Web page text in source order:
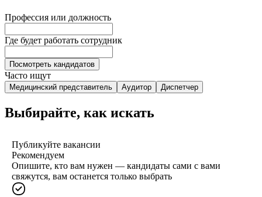
Профессия или должность
Где будет работать сотрудник
Посмотреть кандидатов
Часто ищут
Медицинский представитель Аудитор Диспетчер
Выбирайте, как искать
Публикуйте вакансии
Рекомендуем
Опишите, кто вам нужен — кандидаты сами с вами
свяжутся, вам останется только выбрать